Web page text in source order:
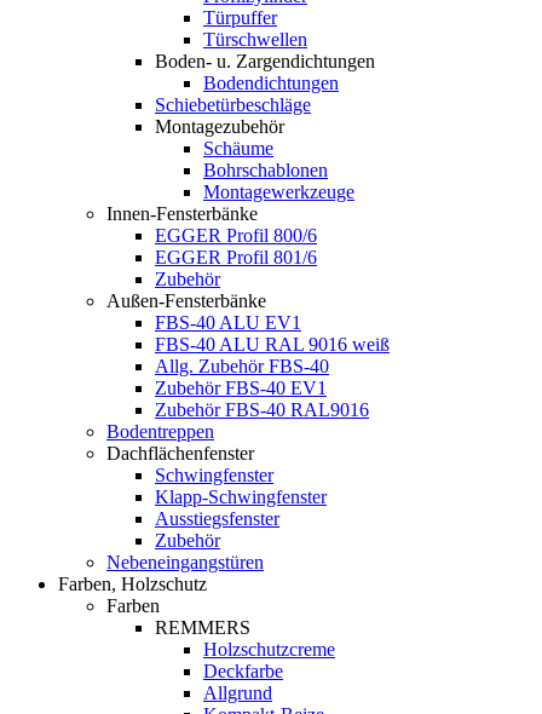
Türpuffer
Türschwellen
Boden- u. Zargendichtungen
Bodendichtungen
Schiebetürbeschläge
Montagezubehör
Schäume
Bohrschablonen
Montagewerkzeuge
Innen-Fensterbänke
EGGER Profil 800/6
EGGER Profil 801/6
Zubehör
Außen-Fensterbänke
FBS-40 ALU EV1
FBS-40 ALU RAL 9016 weiß
Allg. Zubehör FBS-40
Zubehör FBS-40 EV1
Zubehör FBS-40 RAL9016
Bodentreppen
Dachflächenfenster
Schwingfenster
Klapp-Schwingfenster
Ausstiegsfenster
Zubehör
Nebeneingangstüren
Farben, Holzschutz
Farben
REMMERS
Holzschutzcreme
Deckfarbe
Allgrund